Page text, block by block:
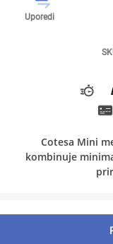
Uporedi
Cotesa Mini
kombinuje